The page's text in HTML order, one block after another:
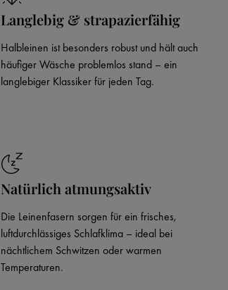
Langlebig & strapazierfähig
Halbleinen ist besonders robust und hält auch
häufiger Wäsche problemlos stand – ein
langlebiger Klassiker für jeden Tag.
Natürlich atmungsaktiv
Die Leinenfasern sorgen für ein frisches,
luftdurchlässiges Schlafklima – ideal bei
nächtlichem Schwitzen oder warmen
Temperaturen.